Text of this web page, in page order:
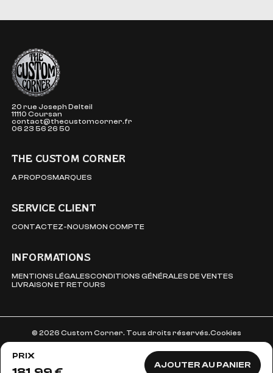
PRIX
AJOUTER AU PANIER
The Custom Corner
20 rue Joseph Delteil
11110 Coursan
contact@thecustomcorner.fr
06 23 56 26 50
THE CUSTOM CORNER
A PROPOSMARQUES
SERVICE CLIENT
CONTACTEZ-NOUSMON COMPTE
INFORMATIONS
MENTIONS LÉGALESCONDITIONS GÉNÉRALES DE VENTES
LIVRAISON ET RETOURS
© 2026 Custom Corner. Tous droits réservés.Cookies